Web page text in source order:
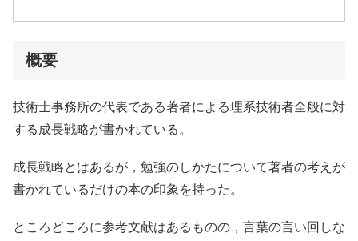
概要
技術士事務所の代表である著者による理系技術者全般に対
する成長戦略が書かれている。
成長戦略とはあるが，勉強のしかたについて著者の考えが
書かれているだけの本の印象を持った。
ところどころに参考文献はあるものの，言葉の言い回しな